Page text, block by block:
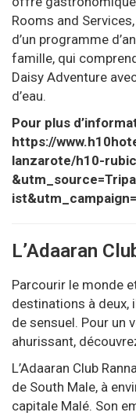
Rooms and
d’un programme
famille, qui
Daisy Adventure
d’eau.
Pour plus
https://
lanzarote/h10-
L’Adaaran
Parcourir le monde
destinations à deux,
de sensuel. Pour un
ahurissant,
L’Adaaran Club
de South Male, à
capitale Malé. Son